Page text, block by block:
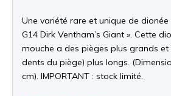
Une variété rare et unique de
G14 Dirk Ventham’s Giant ». Cette
mouche a des pièges plus grands et
dents du piège) plus longs.
cm). IMPORTANT : stock limité.